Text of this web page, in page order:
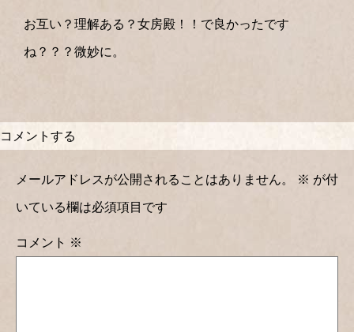
お互い？理解ある？女房殿！！で良かったです
ね？？？微妙に。
コメントする
メールアドレスが公開されることはありません。 ※ が付
いている欄は必須項目です
コメント ※